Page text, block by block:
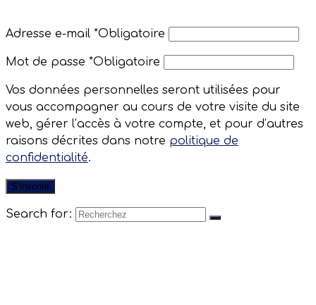
Adresse e-mail *Obligatoire
Mot de passe *Obligatoire
Vos données personnelles seront utilisées pour
vous accompagner au cours de votre visite du site
web, gérer l’accès à votre compte, et pour d’autres
raisons décrites dans notre politique de
confidentialité.
S’inscrire
Search for: